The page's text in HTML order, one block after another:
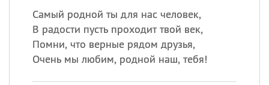
Самый родной ты для нас человек,
В радости пусть проходит твой век,
Помни, что верные рядом друзья,
Очень мы любим, родной наш, тебя!